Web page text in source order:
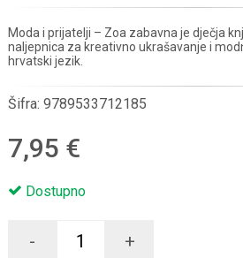
Moda i prijatelji – Zoa zabavna je dječja
naljepnica za kreativno ukrašavanje i
hrvatski jezik.
Šifra: 9789533712185
7,95 €
Dostupno
- +